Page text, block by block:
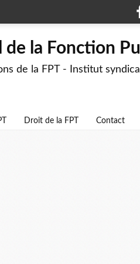
la Fonction
de la FPT - Institut
Droit de la FPT Contact